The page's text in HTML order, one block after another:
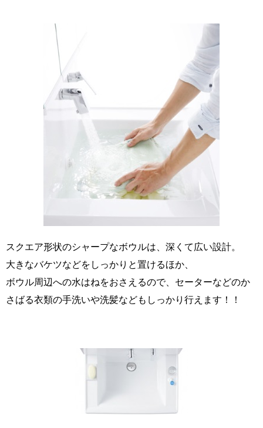
スクエア形状のシャープなボウルは、深くて広い設計。
大きなバケツなどをしっかりと置けるほか、
ボウル周辺への水はねをおさえるので、セーターなどのか
さばる衣類の手洗いや洗髪などもしっかり行えます！！